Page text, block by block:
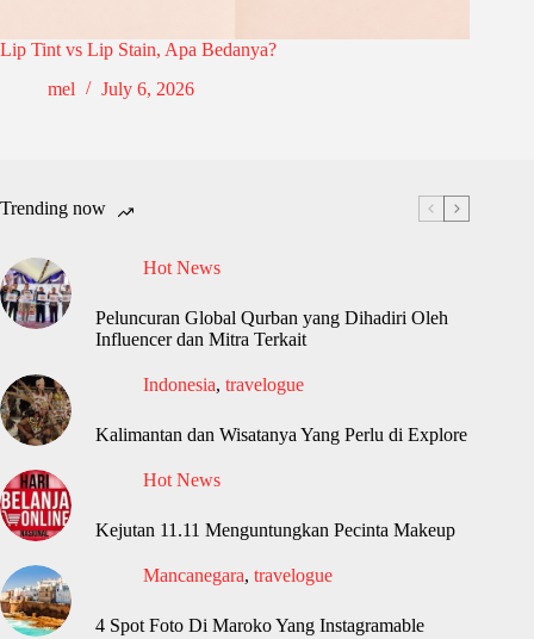
Lip Tint vs Lip Stain, Apa Bedanya?
mel
July 6, 2026
Trending now
Hot News
Peluncuran Global Qurban yang Dihadiri Oleh
Influencer dan Mitra Terkait
Indonesia, travelogue
Kalimantan dan Wisatanya Yang Perlu di Explore
Hot News
Kejutan 11.11 Menguntungkan Pecinta Makeup
Mancanegara, travelogue
4 Spot Foto Di Maroko Yang Instagramable